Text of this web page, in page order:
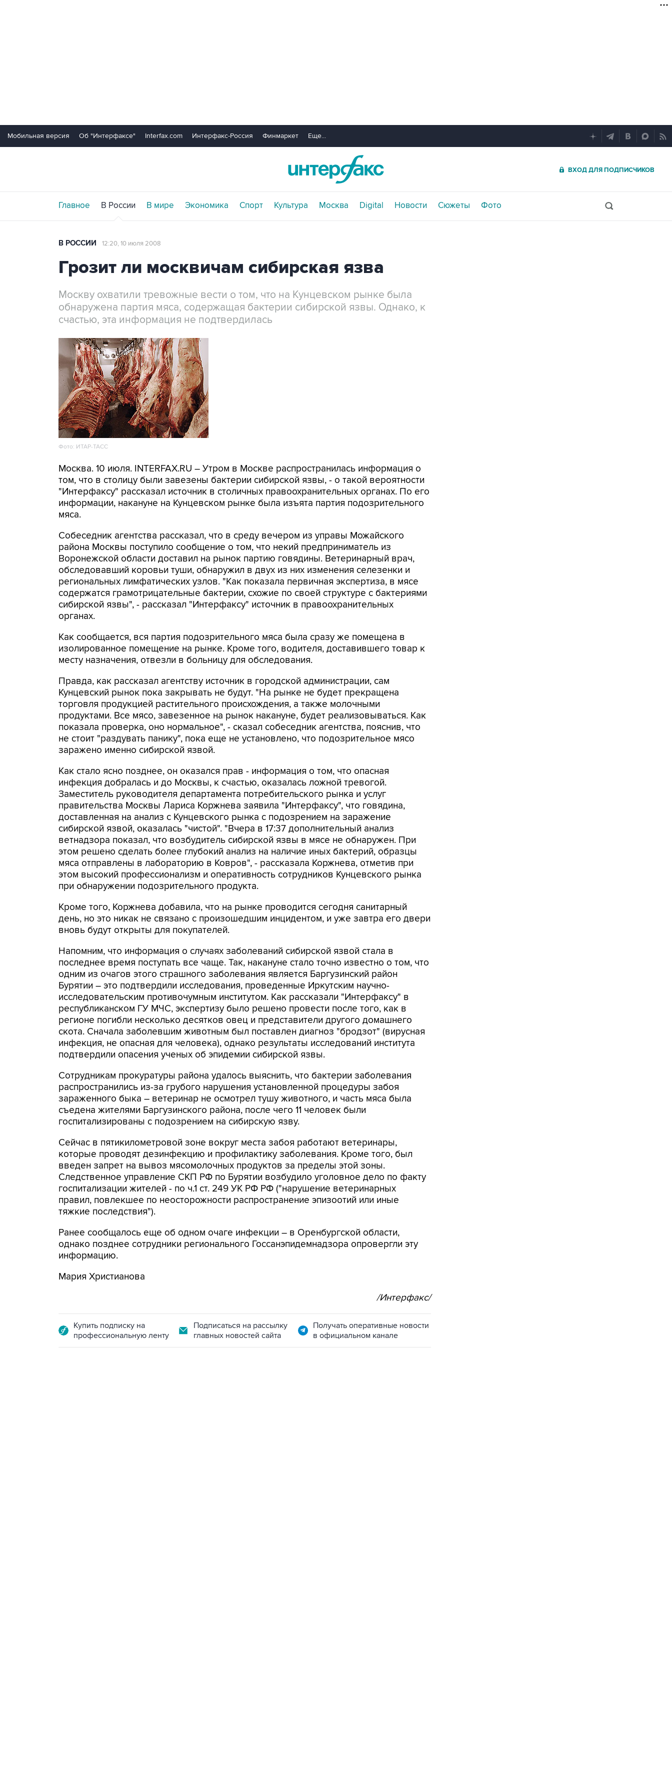
Мобильная версия Об "Интерфаксе" Interfax.com Интерфакс-Россия Финмаркет Еще...
ВХОД ДЛЯ ПОДПИСЧИКОВ
Главное В России В мире Экономика Спорт Культура Москва Digital Новости Сюжеты Фото
В РОССИИ 12:20, 10 июля 2008
Грозит ли москвичам сибирская язва
Москву охватили тревожные вести о том, что на Кунцевском рынке была
обнаружена партия мяса, содержащая бактерии сибирской язвы. Однако, к
счастью, эта информация не подтвердилась
Фото: ИТАР-ТАСС
Москва. 10 июля. INTERFAX.RU – Утром в Москве распространилась информация о
том, что в столицу были завезены бактерии сибирской язвы, - о такой вероятности
"Интерфаксу" рассказал источник в столичных правоохранительных органах. По его
информации, накануне на Кунцевском рынке была изъята партия подозрительного
мяса.
Собеседник агентства рассказал, что в среду вечером из управы Можайского
района Москвы поступило сообщение о том, что некий предприниматель из
Воронежской области доставил на рынок партию говядины. Ветеринарный врач,
обследовавший коровьи туши, обнаружил в двух из них изменения селезенки и
региональных лимфатических узлов. "Как показала первичная экспертиза, в мясе
содержатся грамотрицательные бактерии, схожие по своей структуре с бактериями
сибирской язвы", - рассказал "Интерфаксу" источник в правоохранительных
органах.
Как сообщается, вся партия подозрительного мяса была сразу же помещена в
изолированное помещение на рынке. Кроме того, водителя, доставившего товар к
месту назначения, отвезли в больницу для обследования.
Правда, как рассказал агентству источник в городской администрации, сам
Кунцевский рынок пока закрывать не будут. "На рынке не будет прекращена
торговля продукцией растительного происхождения, а также молочными
продуктами. Все мясо, завезенное на рынок накануне, будет реализовываться. Как
показала проверка, оно нормальное", - сказал собеседник агентства, пояснив, что
не стоит "раздувать панику", пока еще не установлено, что подозрительное мясо
заражено именно сибирской язвой.
Как стало ясно позднее, он оказался прав - информация о том, что опасная
инфекция добралась и до Москвы, к счастью, оказалась ложной тревогой.
Заместитель руководителя департамента потребительского рынка и услуг
правительства Москвы Лариса Коржнева заявила "Интерфаксу", что говядина,
доставленная на анализ с Кунцевского рынка с подозрением на заражение
сибирской язвой, оказалась "чистой". "Вчера в 17:37 дополнительный анализ
ветнадзора показал, что возбудитель сибирской язвы в мясе не обнаружен. При
этом решено сделать более глубокий анализ на наличие иных бактерий, образцы
мяса отправлены в лабораторию в Ковров", - рассказала Коржнева, отметив при
этом высокий профессионализм и оперативность сотрудников Кунцевского рынка
при обнаружении подозрительного продукта.
Кроме того, Коржнева добавила, что на рынке проводится сегодня санитарный
день, но это никак не связано с произошедшим инцидентом, и уже завтра его двери
вновь будут открыты для покупателей.
Напомним, что информация о случаях заболеваний сибирской язвой стала в
последнее время поступать все чаще. Так, накануне стало точно известно о том, что
одним из очагов этого страшного заболевания является Баргузинский район
Бурятии – это подтвердили исследования, проведенные Иркутским научно-
исследовательским противочумным институтом. Как рассказали "Интерфаксу" в
республиканском ГУ МЧС, экспертизу было решено провести после того, как в
регионе погибли несколько десятков овец и представители другого домашнего
скота. Сначала заболевшим животным был поставлен диагноз "бродзот" (вирусная
инфекция, не опасная для человека), однако результаты исследований института
подтвердили опасения ученых об эпидемии сибирской язвы.
Сотрудникам прокуратуры района удалось выяснить, что бактерии заболевания
распространились из-за грубого нарушения установленной процедуры забоя
зараженного быка – ветеринар не осмотрел тушу животного, и часть мяса была
съедена жителями Баргузинского района, после чего 11 человек были
госпитализированы с подозрением на сибирскую язву.
Сейчас в пятикилометровой зоне вокруг места забоя работают ветеринары,
которые проводят дезинфекцию и профилактику заболевания. Кроме того, был
введен запрет на вывоз мясомолочных продуктов за пределы этой зоны.
Следственное управление СКП РФ по Бурятии возбудило уголовное дело по факту
госпитализации жителей - по ч.1 ст. 249 УК РФ РФ ("нарушение ветеринарных
правил, повлекшее по неосторожности распространение эпизоотий или иные
тяжкие последствия").
Ранее сообщалось еще об одном очаге инфекции – в Оренбургской области,
однако позднее сотрудники регионального Госсанэпидемнадзора опровергли эту
информацию.
Мария Христианова
/Интерфакс/
Купить подписку на
профессиональную ленту
Подписаться на рассылку
главных новостей сайта
Получать оперативные новости
в официальном канале